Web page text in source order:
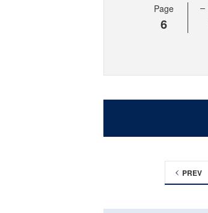
Page
6
PREV